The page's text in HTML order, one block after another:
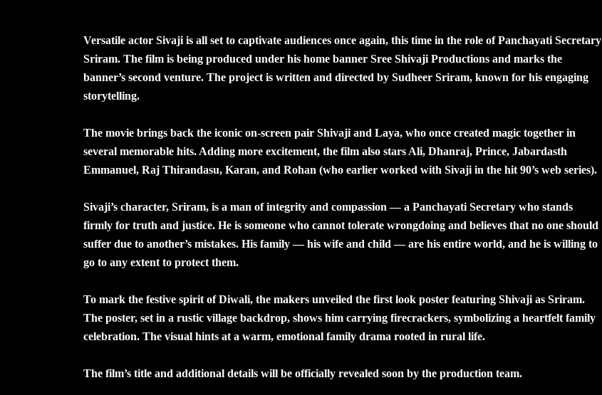
Versatile actor Sivaji is all set to captivate audiences once again, this time in the role of Panchayati Secretary
Sriram. The film is being produced under his home banner Sree Shivaji Productions and marks the
banner’s second venture. The project is written and directed by Sudheer Sriram, known for his engaging
storytelling.
The movie brings back the iconic on-screen pair Shivaji and Laya, who once created magic together in
several memorable hits. Adding more excitement, the film also stars Ali, Dhanraj, Prince, Jabardasth
Emmanuel, Raj Thirandasu, Karan, and Rohan (who earlier worked with Sivaji in the hit 90’s web series).
Sivaji’s character, Sriram, is a man of integrity and compassion — a Panchayati Secretary who stands
firmly for truth and justice. He is someone who cannot tolerate wrongdoing and believes that no one should
suffer due to another’s mistakes. His family — his wife and child — are his entire world, and he is willing to
go to any extent to protect them.
To mark the festive spirit of Diwali, the makers unveiled the first look poster featuring Shivaji as Sriram.
The poster, set in a rustic village backdrop, shows him carrying firecrackers, symbolizing a heartfelt family
celebration. The visual hints at a warm, emotional family drama rooted in rural life.
The film’s title and additional details will be officially revealed soon by the production team.